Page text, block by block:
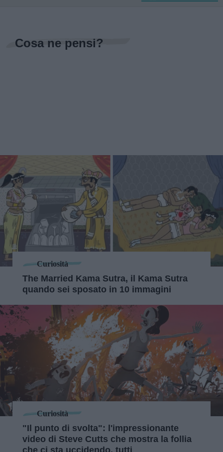
Cosa ne pensi?
Curiosità
The Married Kama Sutra, il Kama Sutra
quando sei sposato in 10 immagini
Curiosità
"Il punto di svolta": l'impressionante
video di Steve Cutts che mostra la follia
che ci sta uccidendo, tutti